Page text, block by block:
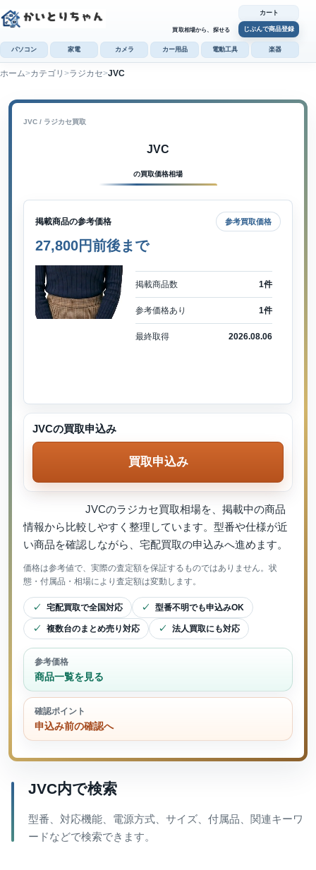
買取相場から、探せる
カート
じぶんで商品登録
パソコン 家電 カメラ カー用品 電動工具 楽器
ホーム カテゴリ ラジカセ JVC
JVC / ラジカセ買取
JVC
の買取価格相場
掲載商品の参考価格 参考買取価格
27,800円前後まで
掲載商品数 1件
参考価格あり 1件
最終取得 2026.08.06
JVCのラジカセ買取相場を、掲載中の商品
情報から比較しやすく整理しています。型番や仕様が近
い商品を確認しながら、宅配買取の申込みへ進めます。
価格は参考値で、実際の査定額を保証するものではありません。状
態・付属品・相場により査定額は変動します。
宅配買取で全国対応 型番不明でも申込みOK
複数台のまとめ売り対応 法人買取にも対応
参考価格
商品一覧を見る
確認ポイント
申込み前の確認へ
JVCの買取申込み
買取申込み
JVC内で検索
型番、対応機能、電源方式、サイズ、付属品、関連キーワ
ードなどで検索できます。